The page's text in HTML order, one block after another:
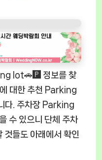
lot🚗🅿️ 정보를 찾
대한 추천 Parking
다. 주차장 Parking
수 있으니 단체 주차
것들도 아래에서 확인